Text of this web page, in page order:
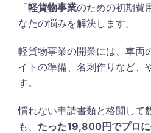
「軽貨物事業のための初期費
なたの悩みを解決します。
軽貨物事業の開業には、車両
イトの準備、名刺作りなど、
す。
慣れない申請書類と格闘して
も、 たった19,800円でプロ